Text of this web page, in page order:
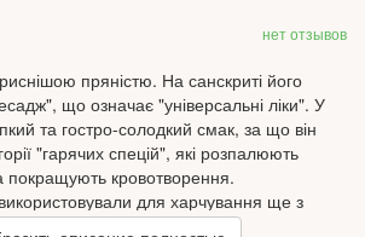
нет отзывов
пряністю. На санскриті його
що означає "універсальні ліки". У
та гостро-солодкий смак, за що він
"гарячих спецій", які розпалюють
покращують кровотворення.
для харчування ще з
вишуканий делікатес, який додає